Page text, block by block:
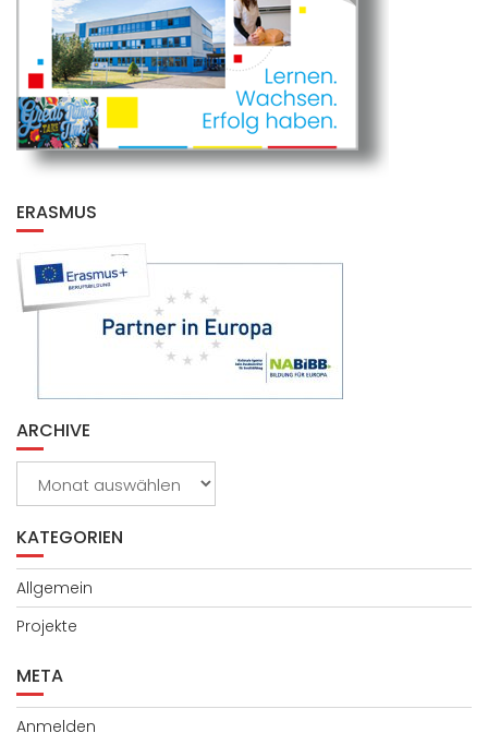
ERASMUS
ARCHIVE
KATEGORIEN
Allgemein
Projekte
META
Anmelden